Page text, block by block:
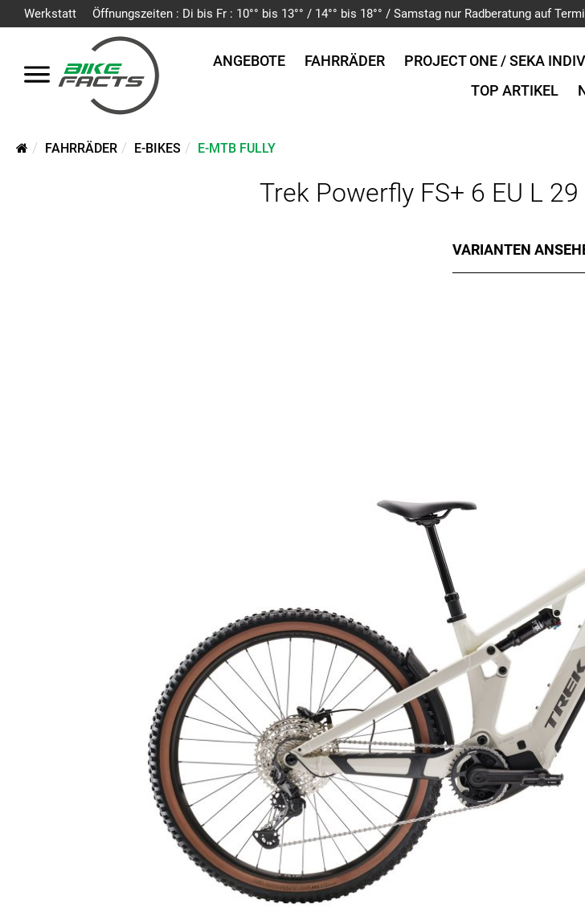
Werkstatt Öffnungszeiten : Di bis Fr : 10°° bis 13°° / 14°° bis 18°° / Samstag nur Radberatung auf
ANGEBOTE FAHRRÄDER PROJECT ONE / SEKA
TOP ARTIKEL
FAHRRÄDER E-BIKES E-MTB FULLY
Trek Powerfly FS+ 6 EU L
VARIANTEN